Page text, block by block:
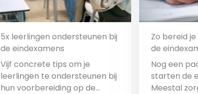
5x leerlingen ondersteunen bij
de eindexamens
Vijf concrete tips om je
leerlingen te ondersteunen bij
hun voorbereiding op de
Zo bereid
de
Nog een
starten de
Meestal